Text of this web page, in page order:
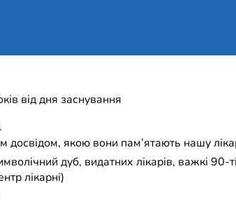
від дня заснування
досвідом, якою вони пам’ятають нашу
дуб, видатних лікарів, важкі 90-
лікарні)